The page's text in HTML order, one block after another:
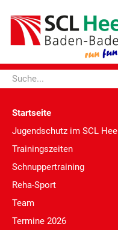
Startseite
Jugendschutz im SCL Heel
Trainingszeiten
Schnuppertraining
Reha-Sport
Team
Termine 2026